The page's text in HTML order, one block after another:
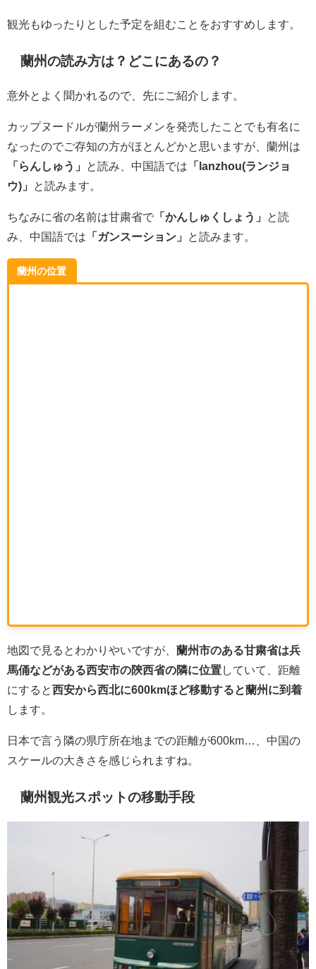
観光もゆったりとした予定を組むことをおすすめします。
蘭州の読み方は？どこにあるの？
意外とよく聞かれるので、先にご紹介します。
カップヌードルが蘭州ラーメンを発売したことでも有名に
なったのでご存知の方がほとんどかと思いますが、蘭州は
「らんしゅう」
と読み、中国語では 「lanzhou(ランジョ
ウ)」
と読みます。
ちなみに省の名前は甘粛省で 「かんしゅくしょう」
と読
み、中国語では 「ガンスーション」 と読みます。
蘭州の位置
地図で見るとわかりやいですが、 蘭州市のある甘粛省は兵
馬俑などがある西安市の陝西省の隣に位置していて、距離
にすると西安から西北に600kmほど移動すると蘭州に到着
します。
日本で言う隣の県庁所在地までの距離が600km…、中国の
スケールの大きさを感じられますね。
蘭州観光スポットの移動手段